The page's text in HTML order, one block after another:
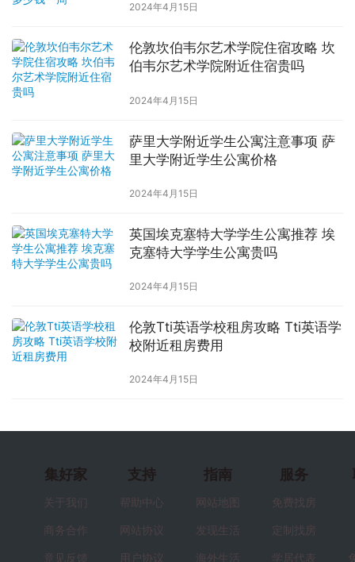
2024年4月15日
伦敦坎伯韦尔艺术学院住宿攻略 坎
伯韦尔艺术学院附近住宿贵吗
2024年4月15日
萨里大学附近学生公寓注意事项 萨
里大学附近学生公寓价格
2024年4月15日
英国埃克塞特大学学生公寓推荐 埃
克塞特大学学生公寓贵吗
2024年4月15日
伦敦Tti英语学校租房攻略 Tti英语学
校附近租房费用
2024年4月15日
集好家
关于我们
商务合作
意见反馈
支持
帮助中心
网站协议
用户协议
指南
网站地图
发现生活
海外生活
服务
免费找房
定制找房
学居代表